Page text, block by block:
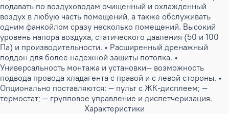
подавать по воздуховодам очищенный и охлажденный
воздух в любую часть помещений, а также обслуживать
одним фанкойлом сразу несколько помещений. Высокий
уровень напора воздуха, статического давления (50 и 100
Па) и производительности. • Расширенный дренажный
поддон для более надежной защиты потолка. •
Универсальность монтажа и установки— возможность
подвода провода хладагента с правой и с левой стороны. •
Опционально поставляются: — пульт с ЖК-дисплеем; —
термостат; — групповое управление и диспетчеризация.
Характеристики